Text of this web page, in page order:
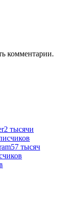
комментарии.
2 тысячи
57 тысяч